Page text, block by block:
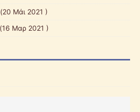
Μάι 2021 )
Μαρ 2021 )